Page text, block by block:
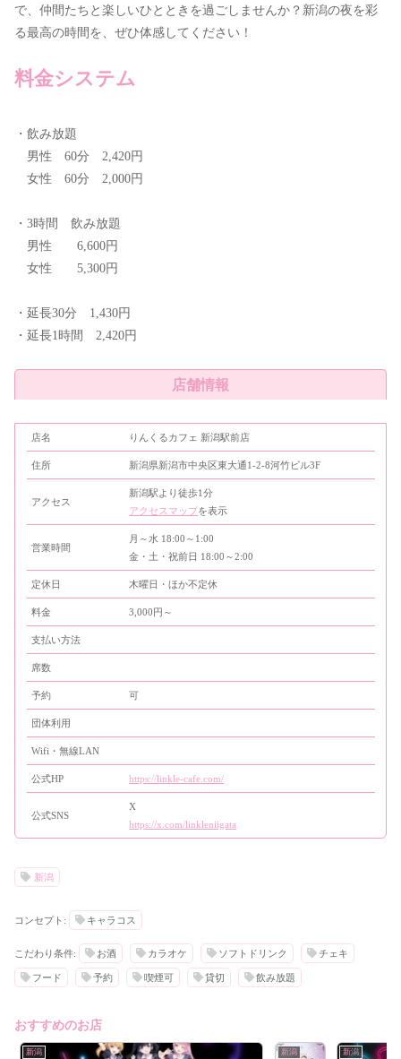
で、仲間たちと楽しいひとときを過ごしませんか？新潟の夜を彩
る最高の時間を、ぜひ体感してください！
料金システム
・飲み放題
男性 60分 2,420円
女性 60分 2,000円
・3時間 飲み放題
男性 6,600円
女性 5,300円
・延長30分 1,430円
・延長1時間 2,420円
店舗情報
店名 りんくるカフェ 新潟駅前店
住所 新潟県新潟市中央区東大通1-2-8河竹ビル3F
アクセス
新潟駅より徒歩1分
アクセスマップを表示
営業時間
月～水 18:00～1:00
金・土・祝前日 18:00～2:00
定休日 木曜日・ほか不定休
料金 3,000円～
支払い方法
席数
予約 可
団体利用
Wifi・無線LAN
公式HP https://linkle-cafe.com/
公式SNS
X
https://x.com/linkleniigata
新潟
コンセプト: キャラコス
こだわり条件: お酒 カラオケ ソフトドリンク チェキ
フード 予約 喫煙可 貸切 飲み放題
おすすめのお店
新潟 新潟 新潟